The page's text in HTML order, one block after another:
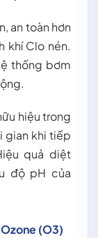
an toàn hơn
khí Clo nén.
thống bơm
hiệu trong
gian khi tiếp
quả diệt
độ pH của
(O3)